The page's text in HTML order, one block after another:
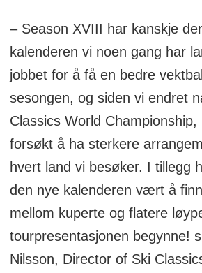
– Season XVIII har kanskje
kalenderen vi noen gang har
jobbet for å få en bedre
sesongen, og siden vi endret
Classics World
forsøkt å ha sterkere
hvert land vi besøker. I tillegg
den nye kalenderen vært å
mellom kuperte og flatere
tourpresentasjonen begynne!
Nilsson, Director of Ski